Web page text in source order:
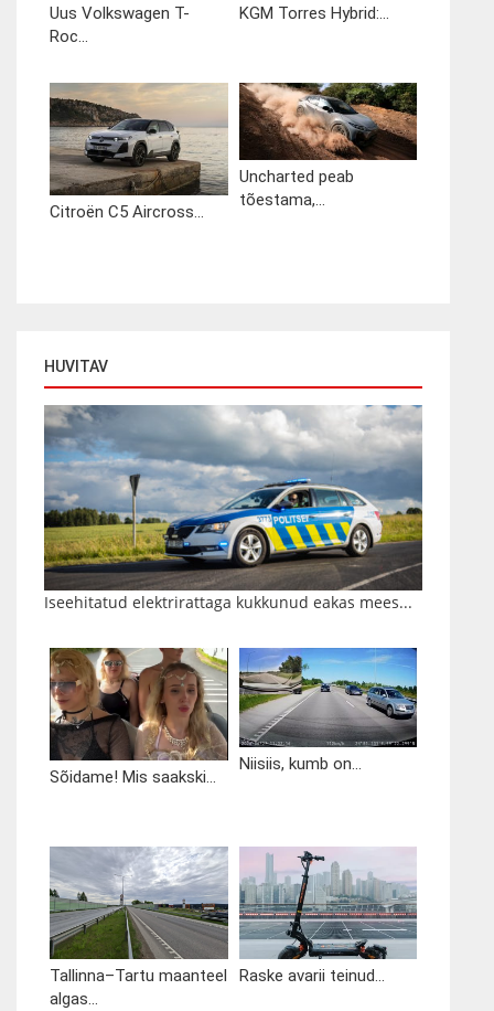
Uus Volkswagen T-
Roc...
KGM Torres Hybrid:...
Citroën C5 Aircross...
Uncharted peab
tõestama,...
HUVITAV
Iseehitatud elektrirattaga kukkunud eakas mees...
Sõidame! Mis saakski...
Niisiis, kumb on...
Tallinna–Tartu maanteel
algas...
Raske avarii teinud...